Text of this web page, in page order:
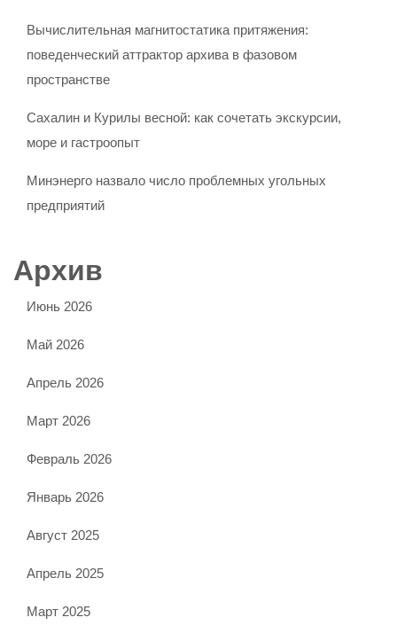
Вычислительная магнитостатика притяжения:
поведенческий аттрактор архива в фазовом
пространстве
Сахалин и Курилы весной: как сочетать экскурсии,
море и гастроопыт
Минэнерго назвало число проблемных угольных
предприятий
Архив
Июнь 2026
Май 2026
Апрель 2026
Март 2026
Февраль 2026
Январь 2026
Август 2025
Апрель 2025
Март 2025